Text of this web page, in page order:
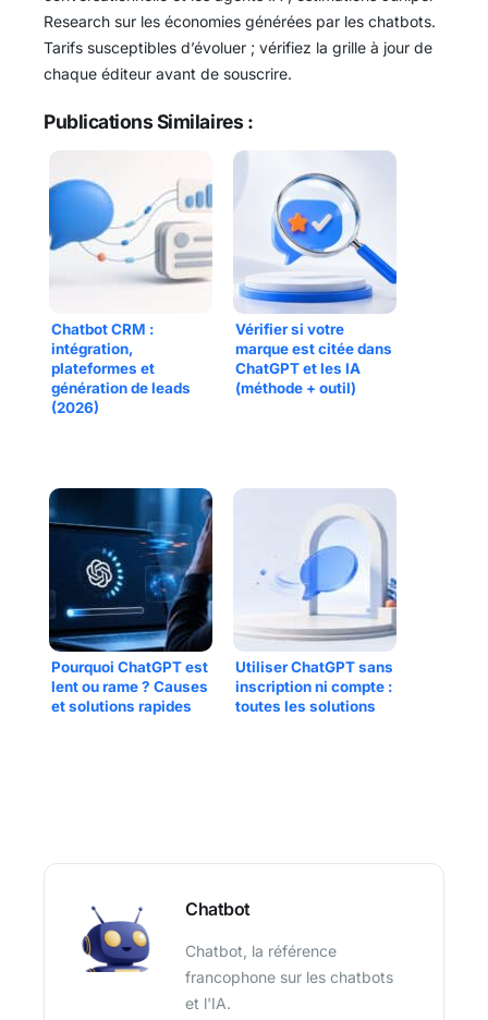
Research sur les économies générées par les chatbots.
Tarifs susceptibles d’évoluer ; vérifiez la grille à jour de
chaque éditeur avant de souscrire.
Publications Similaires :
Chatbot CRM :
intégration,
plateformes et
génération de leads
(2026)
Vérifier si votre
marque est citée dans
ChatGPT et les IA
(méthode + outil)
Pourquoi ChatGPT est
lent ou rame ? Causes
et solutions rapides
Utiliser ChatGPT sans
inscription ni compte :
toutes les solutions
Chatbot
Chatbot, la référence
francophone sur les chatbots
et l'IA.